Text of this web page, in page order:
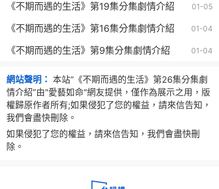
《不期而遇的生活》第19集分集劇情介紹 01-05
《不期而遇的生活》第16集分集劇情介紹 01-04
《不期而遇的生活》第9集分集劇情介紹 01-04
網站聲明： 本站“《不期而遇的生活》第26集分集劇
情介紹”由"愛藝如命"網友提供，僅作為展示之用，版
權歸原作者所有;如果侵犯了您的權益，請來信告知，
我們會盡快刪除。
如果侵犯了您的權益，請來信告知，我們會盡快刪
除。